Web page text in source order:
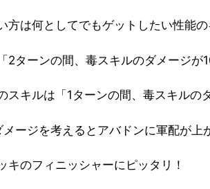
方は何としてでもゲットしたい性能の
2ターンの間、毒スキルのダメージが
スキルは「1ターンの間、毒スキルの
ージを考えるとアバドンに軍配が上
キのフィニッシャーにピッタリ！